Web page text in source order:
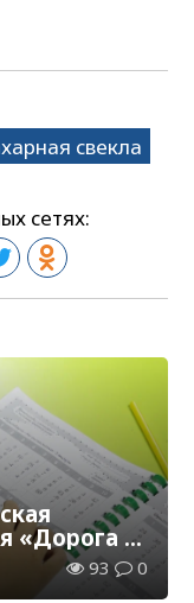
свекла
сетях:
«Дорога в
93 0